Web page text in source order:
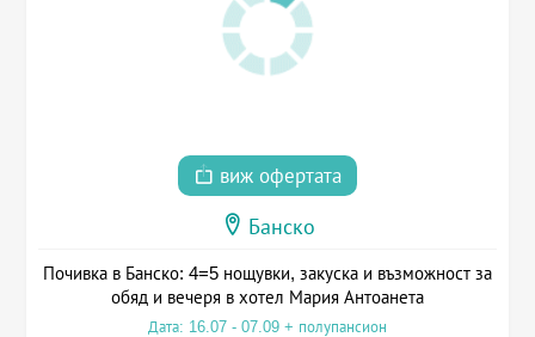
виж офертата
Банско
Почивка в Банско: 4=5 нощувки, закуска и възможност за
обяд и вечеря в хотел Мария Антоанета
Дата: 16.07 - 07.09 + полупансион